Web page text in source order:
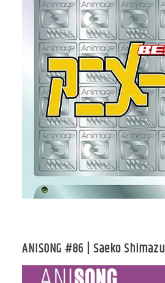
ANISONG #86 | Saeko Shimazu